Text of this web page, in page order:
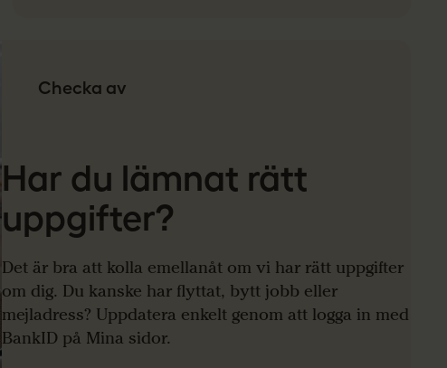
Checka av
Har du lämnat rätt
uppgifter?
Det är bra att kolla emellanåt om vi har rätt uppgifter
om dig. Du kanske har flyttat, bytt jobb eller
mejladress? Uppdatera enkelt genom att logga in med
BankID på Mina sidor.